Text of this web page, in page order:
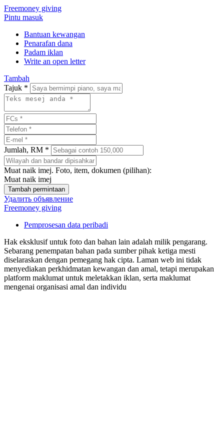
Freemoney giving
Pintu masuk
Bantuan kewangan
Penarafan dana
Padam iklan
Write an open letter
Tambah
Tajuk *
Jumlah, RM *
Muat naik imej. Foto, item, dokumen (pilihan):
Muat naik imej
Удалить объявление
Freemoney giving
Pemprosesan data peribadi
Hak eksklusif untuk foto dan bahan lain adalah milik pengarang.
Sebarang penempatan bahan pada sumber pihak ketiga mesti
diselaraskan dengan pemegang hak cipta. Laman web ini tidak
menyediakan perkhidmatan kewangan dan amal, tetapi merupakan
platform maklumat untuk meletakkan iklan, serta maklumat
mengenai organisasi amal dan individu